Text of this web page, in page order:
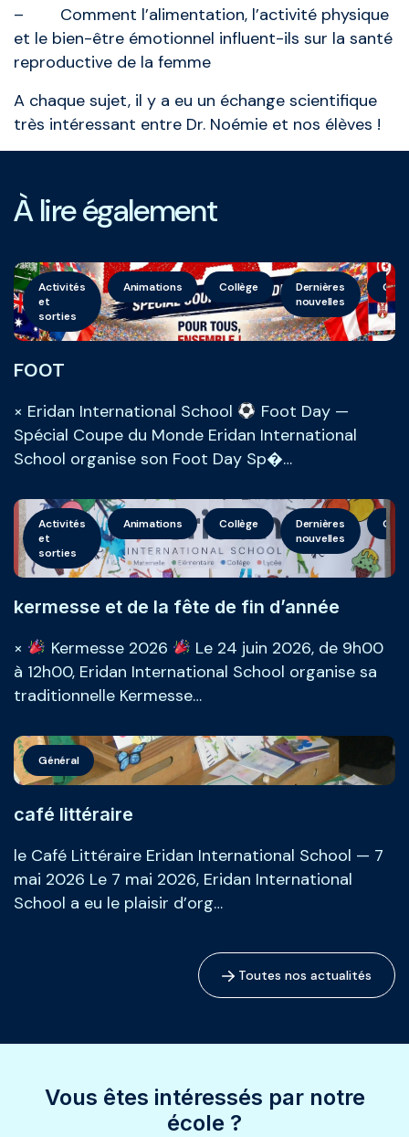
– Comment l’alimentation, l’activité physique
et le bien-être émotionnel influent-ils sur la santé
reproductive de la femme
A chaque sujet, il y a eu un échange scientifique
très intéressant entre Dr. Noémie et nos élèves !
À lire également
Activités
et
sorties
Animations Collège
Dernières
nouvelles
FOOT
× Eridan International School
Foot Day —
Spécial Coupe du Monde Eridan International
School organise son Foot Day Sp�…
Activités
et
sorties
Animations Collège
Dernières
nouvelles
kermesse et de la fête de fin d’année
×
Kermesse 2026
Le 24 juin 2026, de 9h00
à 12h00, Eridan International School organise sa
traditionnelle Kermesse…
Général
café littéraire
le Café Littéraire Eridan International School — 7
mai 2026 Le 7 mai 2026, Eridan International
School a eu le plaisir d’org…
Toutes nos actualités
Vous êtes intéressés par notre
école ?